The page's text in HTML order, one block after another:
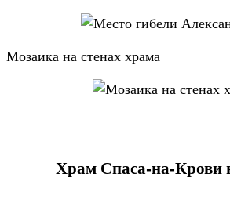
Мозаика на стенах храма
Храм Спаса-на-Крови